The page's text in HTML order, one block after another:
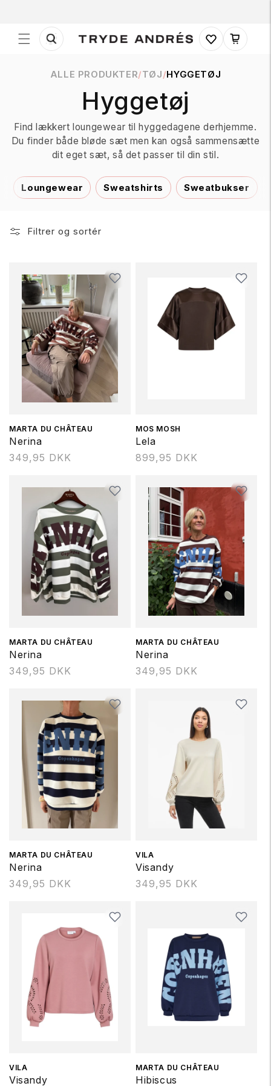
Indkøbskurv
ALLE PRODUKTER/TØJ/HYGGETØJ
K
o
l
l
e
t
i
o
n
Hyggetøj
Find lækkert loungewear til hyggedagene derhjemme.
Du finder både bløde sæt men kan også sammensætte
dit eget sæt, så det passer til din stil.
Loungewear Sweatshirts Sweatbukser
Filtrer og sortér
Forhandler:
MARTA DU CHÂTEAU
Nerina
Normalpris
349,95 DKK
Forhandler:
MOS MOSH
Lela
Normalpris
899,95 DKK
Forhandler:
MARTA DU CHÂTEAU
Nerina
Normalpris
349,95 DKK
Forhandler:
MARTA DU CHÂTEAU
Nerina
Normalpris
349,95 DKK
Forhandler:
MARTA DU CHÂTEAU
Nerina
Normalpris
349,95 DKK
Forhandler:
VILA
Visandy
Normalpris
349,95 DKK
Forhandler:
VILA
Visandy
Forhandler:
MARTA DU CHÂTEAU
Hibiscus